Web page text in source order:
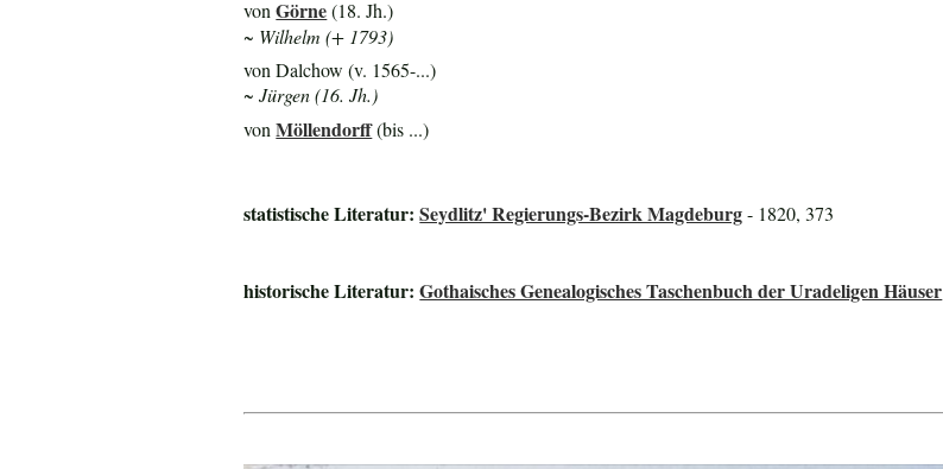
vonGörne(18. Jh.)
~ Wilhelm (+ 1793)
von Dalchow (v. 1565-...)
~ Jürgen (16. Jh.)
vonMöllendorff(bis ...)
statistische Literatur:Seydlitz' Regierungs-Bezirk Magdeburg- 1820, 373
historische Literatur:Gothaisches Genealogisches Taschenbuch der Uradeligen Häuser